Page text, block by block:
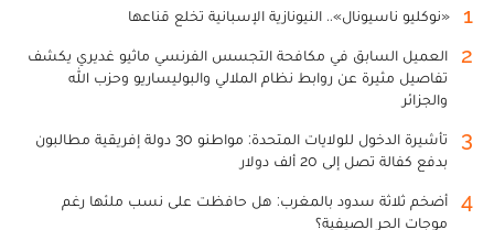
1 «نوكليو ناسيونال».. النيونازية الإسبانية تخلع قناعها
2
العميل السابق في مكافحة التجسس الفرنسي ماثيو غديري يكشف
تفاصيل مثيرة عن روابط نظام الملالي والبوليساريو وحزب الله
والجزائر
3
تأشيرة الدخول للولايات المتحدة: مواطنو 30 دولة إفريقية مطالبون
بدفع كفالة تصل إلى 20 ألف دولار
4
أضخم ثلاثة سدود بالمغرب: هل حافظت على نسب ملئها رغم
موجات الحر الصيفية؟